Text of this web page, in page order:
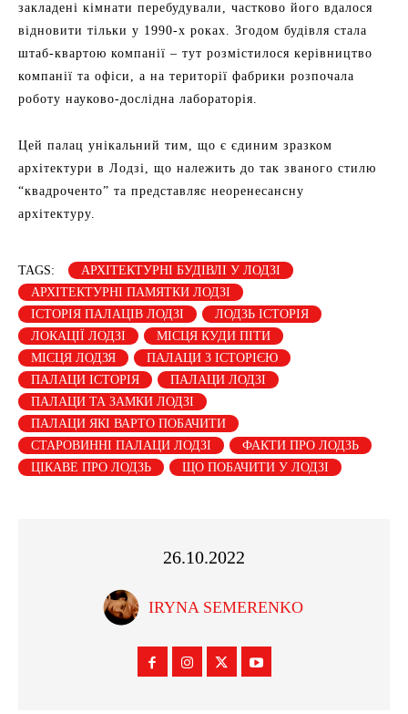
закладені кімнати перебудували, частково його вдалося
відновити тільки у 1990-х роках. Згодом будівля стала
штаб-квартою компанії – тут розмістилося керівництво
компанії та офіси, а на території фабрики розпочала
роботу науково-дослідна лабораторія.
Цей палац унікальний тим, що є єдиним зразком
архітектури в Лодзі, що належить до так званого стилю
“квадроченто” та представляє неоренесансну
архітектуру.
TAGS:
АРХІТЕКТУРНІ БУДІВЛІ У ЛОДЗІ
АРХІТЕКТУРНІ ПАМЯТКИ ЛОДЗІ
ІСТОРІЯ ПАЛАЦІВ ЛОДЗІ
ЛОДЗЬ ІСТОРІЯ
ЛОКАЦІЇ ЛОДЗІ
МІСЦЯ КУДИ ПІТИ
МІСЦЯ ЛОДЗЯ
ПАЛАЦИ З ІСТОРІЄЮ
ПАЛАЦИ ІСТОРІЯ
ПАЛАЦИ ЛОДЗІ
ПАЛАЦИ ТА ЗАМКИ ЛОДЗІ
ПАЛАЦИ ЯКІ ВАРТО ПОБАЧИТИ
СТАРОВИННІ ПАЛАЦИ ЛОДЗІ
ФАКТИ ПРО ЛОДЗЬ
ЦІКАВЕ ПРО ЛОДЗЬ
ЩО ПОБАЧИТИ У ЛОДЗІ
26.10.2022
IRYNA SEMERENKO